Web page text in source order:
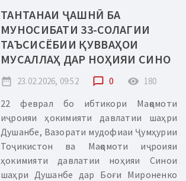
ТАНТАНАИ ҶАШНӢ БА
МУНОСИБАТИ 33-СОЛАГИИ
ТАЪСИСЁБИИ ҚУВВАҲОИ
МУСАЛЛАҲ ДАР НОҲИЯИ СИНО
date_range 23.02.2026, 09:52 chat_bubble_outline 0 remove_red_eye 180
22 феврал бо ибтикори Мақомоти
иҷроияи ҳокимияти давлатии шаҳри
Душанбе, Вазорати мудофиаи Ҷумҳурии
Тоҷикистон ва Мақомоти иҷроияи
ҳокимияти давлатии ноҳияи Синои
шаҳри Душанбе дар Боғи Мироненко